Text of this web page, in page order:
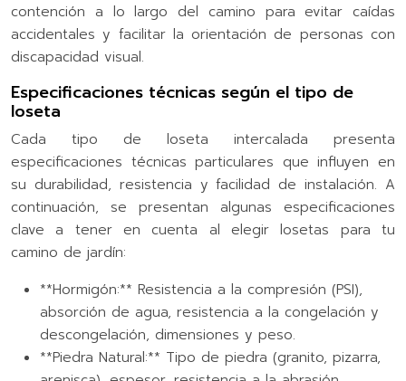
contención a lo largo del camino para evitar caídas
accidentales y facilitar la orientación de personas con
discapacidad visual.
Especificaciones técnicas según el tipo de
loseta
Cada tipo de loseta intercalada presenta
especificaciones técnicas particulares que influyen en
su durabilidad, resistencia y facilidad de instalación. A
continuación, se presentan algunas especificaciones
clave a tener en cuenta al elegir losetas para tu
camino de jardín:
**Hormigón:** Resistencia a la compresión (PSI),
absorción de agua, resistencia a la congelación y
descongelación, dimensiones y peso.
**Piedra Natural:** Tipo de piedra (granito, pizarra,